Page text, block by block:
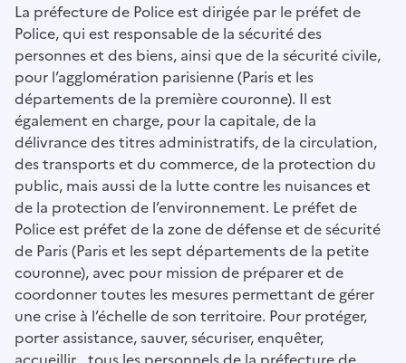
La préfecture de Police est dirigée par le préfet de
Police, qui est responsable de la sécurité des
personnes et des biens, ainsi que de la sécurité civile,
pour l’agglomération parisienne (Paris et les
départements de la première couronne). Il est
également en charge, pour la capitale, de la
délivrance des titres administratifs, de la circulation,
des transports et du commerce, de la protection du
public, mais aussi de la lutte contre les nuisances et
de la protection de l’environnement. Le préfet de
Police est préfet de la zone de défense et de sécurité
de Paris (Paris et les sept départements de la petite
couronne), avec pour mission de préparer et de
coordonner toutes les mesures permettant de gérer
une crise à l’échelle de son territoire. Pour protéger,
porter assistance, sauver, sécuriser, enquêter,